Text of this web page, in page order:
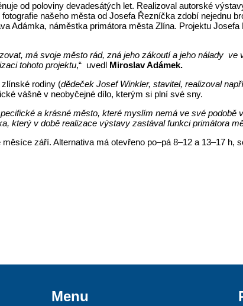
od poloviny devadesátých let. Realizoval autorské
našeho města od Josefa Řezníčka zdobí nejednu
Adámka, náměstka primátora města Zlína. Projektu
má svoje město rád, zná jeho zákoutí a jeho nálady
tohoto projektu,“ uvedl Miroslav Adámek.
rodiny (dědeček Josef Winkler, stavitel, realizoval
vášně v neobyčejné dílo, kterým si plní své sny.
a krásné město, které myslím nemá ve své
který v době realizace výstavy zastával funkci primátora
září. Alternativa má otevřeno po–pá 8–12 a 13–17 h,
Menu